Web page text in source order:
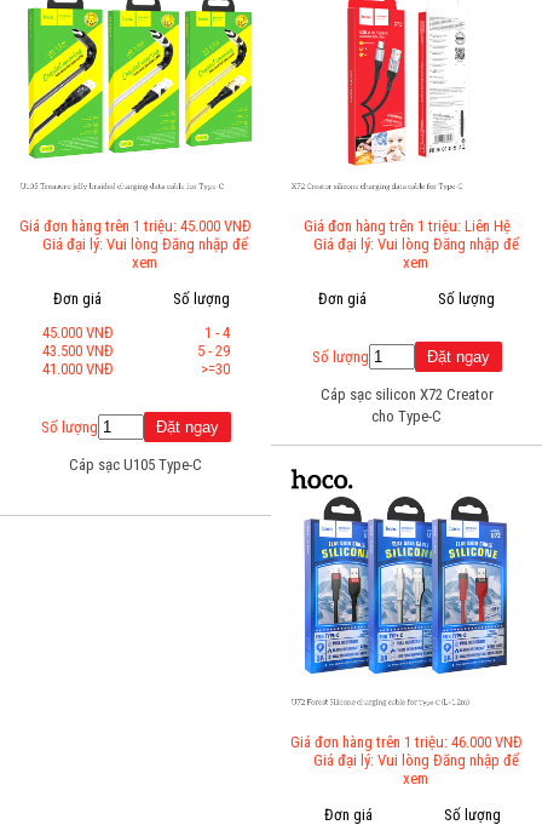
Giá đơn hàng trên 1 triệu: 45.000 VNĐ
Giá đại lý: Vui lòng Đăng nhập để
xem
Đơn giá
45.000 VNĐ
43.500 VNĐ
41.000 VNĐ
Số lượng
1 - 4
5 - 29
>=30
Số lượng
Cáp sạc U105 Type-C
Giá đơn hàng trên 1 triệu: Liên Hệ
Giá đại lý: Vui lòng Đăng nhập để
xem
Đơn giá
Số lượng
Số lượng
Cáp sạc silicon X72 Creator
cho Type-C
Giá đơn hàng trên 1 triệu: 46.000 VNĐ
Giá đại lý: Vui lòng Đăng nhập để
xem
Đơn giá
Số lượng